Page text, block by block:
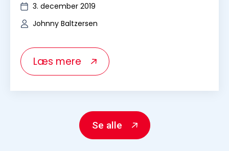
3. december 2019
Johnny Baltzersen
Læs mere
Se alle